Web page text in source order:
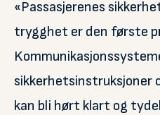
«Passasjerenes
trygghet er den første
sikkerhetsinstruksjoner
kan bli hørt klart og